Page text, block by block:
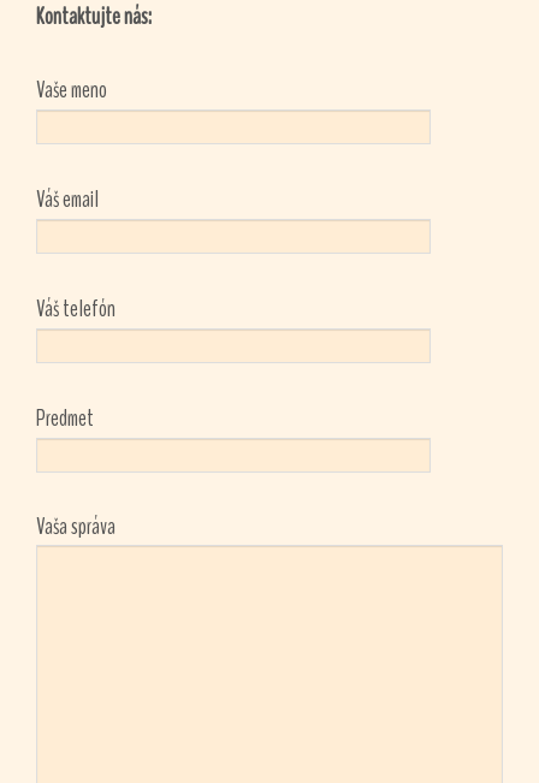
Kontaktujte nás:
Vaše meno
Váš email
Váš telefón
Predmet
Vaša správa